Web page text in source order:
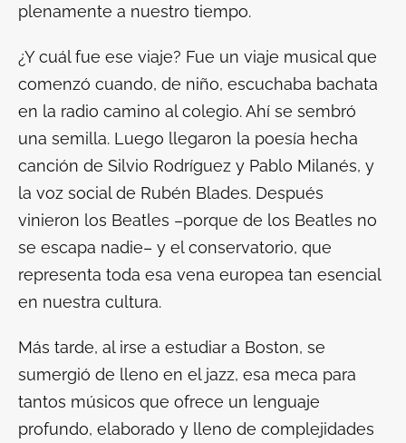
plenamente a nuestro tiempo.
¿Y cuál fue ese viaje? Fue un viaje musical que
comenzó cuando, de niño, escuchaba bachata
en la radio camino al colegio. Ahí se sembró
una semilla. Luego llegaron la poesía hecha
canción de Silvio Rodríguez y Pablo Milanés, y
la voz social de Rubén Blades. Después
vinieron los Beatles –porque de los Beatles no
se escapa nadie– y el conservatorio, que
representa toda esa vena europea tan esencial
en nuestra cultura.
Más tarde, al irse a estudiar a Boston, se
sumergió de lleno en el jazz, esa meca para
tantos músicos que ofrece un lenguaje
profundo, elaborado y lleno de complejidades